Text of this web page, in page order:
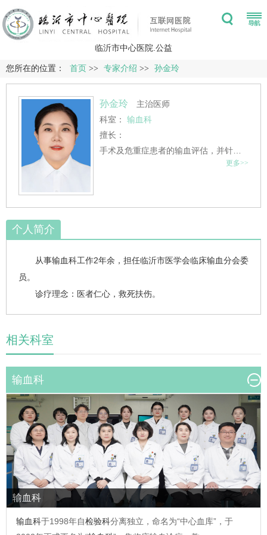
临沂市中心医院.公益
您所在的位置： 首页 >> 专家介绍 >> 孙金玲
孙金玲
主治医师
科室： 输血科
擅长：
更多>>
个人简介
从事输血科工作2年余，担任临沂市医学会临床输血分会委
员。
诊疗理念：医者仁心，救死扶伤。
相关科室
输血科
输血科
输血科于1998年自检验科分离独立，命名为“中心血库”，于